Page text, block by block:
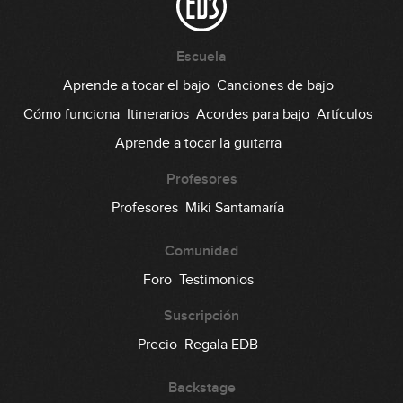
05:21
#118: Visualización de 9as y 10as
#119: Slap de pulgar constante en
GRATIS
#120: Subdivisiones en C#m
GRATIS
GRATIS
Escuela
Aprende a tocar el bajo Canciones de bajo
Cómo funciona Itinerarios Acordes para bajo Artículos
Aprende a tocar la guitarra
Profesores
Profesores Miki Santamaría
Comunidad
Foro Testimonios
Suscripción
Precio Regala EDB
Backstage